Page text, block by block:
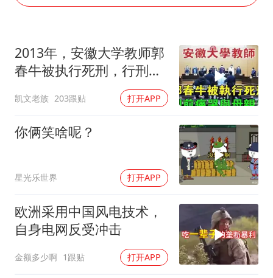
985博士后被曝在妻子孕期出轨后续
如何把百年大党建设得更加坚强有力？
2013年，安徽大学教师郭
春牛被执行死刑，行刑前
凯文老族 203跟贴 打开APP
你俩笑啥呢？
星光乐世界 打开APP
欧洲采用中国风电技术，
自身电网反受冲击
金额多少啊 1跟贴 打开APP